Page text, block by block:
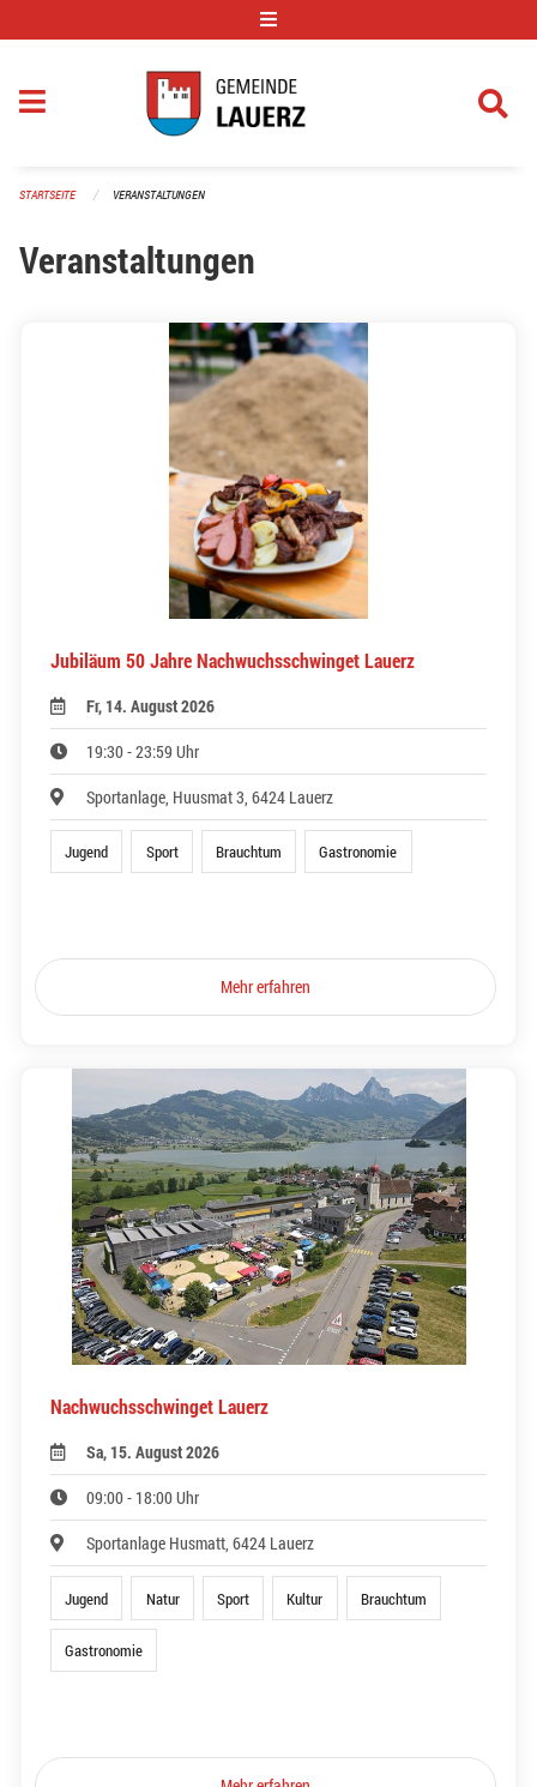
STARTSEITE VERANSTALTUNGEN
Veranstaltungen
Jubiläum 50 Jahre Nachwuchsschwinget Lauerz
Fr, 14. August 2026
19:30 - 23:59 Uhr
Sportanlage, Huusmat 3, 6424 Lauerz
Jugend Sport Brauchtum Gastronomie
Mehr erfahren
Nachwuchsschwinget Lauerz
Sa, 15. August 2026
09:00 - 18:00 Uhr
Sportanlage Husmatt, 6424 Lauerz
Jugend Natur Sport Kultur Brauchtum
Gastronomie